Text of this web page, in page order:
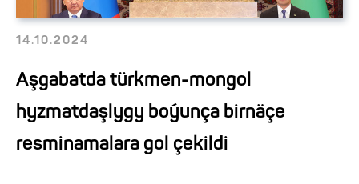
14.10.2024
Aşgabatda türkmen-mongol
hyzmatdaşlygy boýunça birnäçe
resminamalara gol çekildi